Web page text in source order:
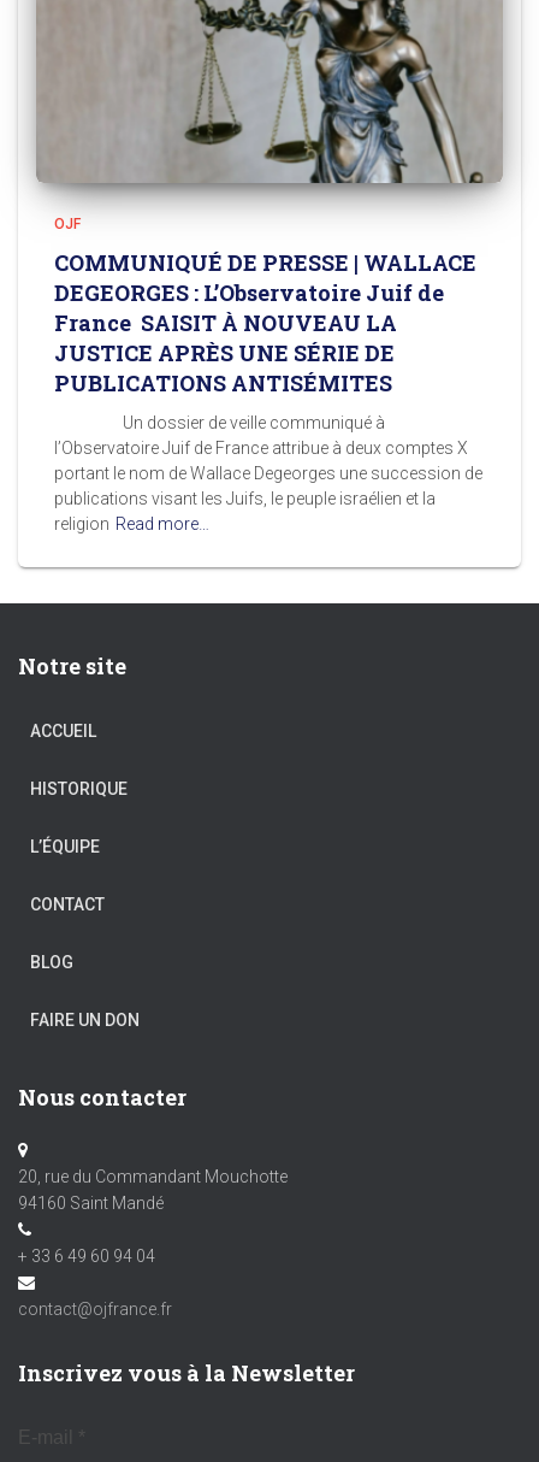
OJF
COMMUNIQUÉ DE PRESSE | WALLACE
DEGEORGES : L’Observatoire Juif de
France SAISIT À NOUVEAU LA
JUSTICE APRÈS UNE SÉRIE DE
PUBLICATIONS ANTISÉMITES
Un dossier de veille communiqué à
l’Observatoire Juif de France attribue à deux comptes X
portant le nom de Wallace Degeorges une succession de
publications visant les Juifs, le peuple israélien et la
religion Read more…
Notre site
ACCUEIL
HISTORIQUE
L’ÉQUIPE
CONTACT
BLOG
FAIRE UN DON
Nous contacter
20, rue du Commandant Mouchotte
94160 Saint Mandé
+ 33 6 49 60 94 04
contact@ojfrance.fr
Inscrivez vous à la Newsletter
E-mail *